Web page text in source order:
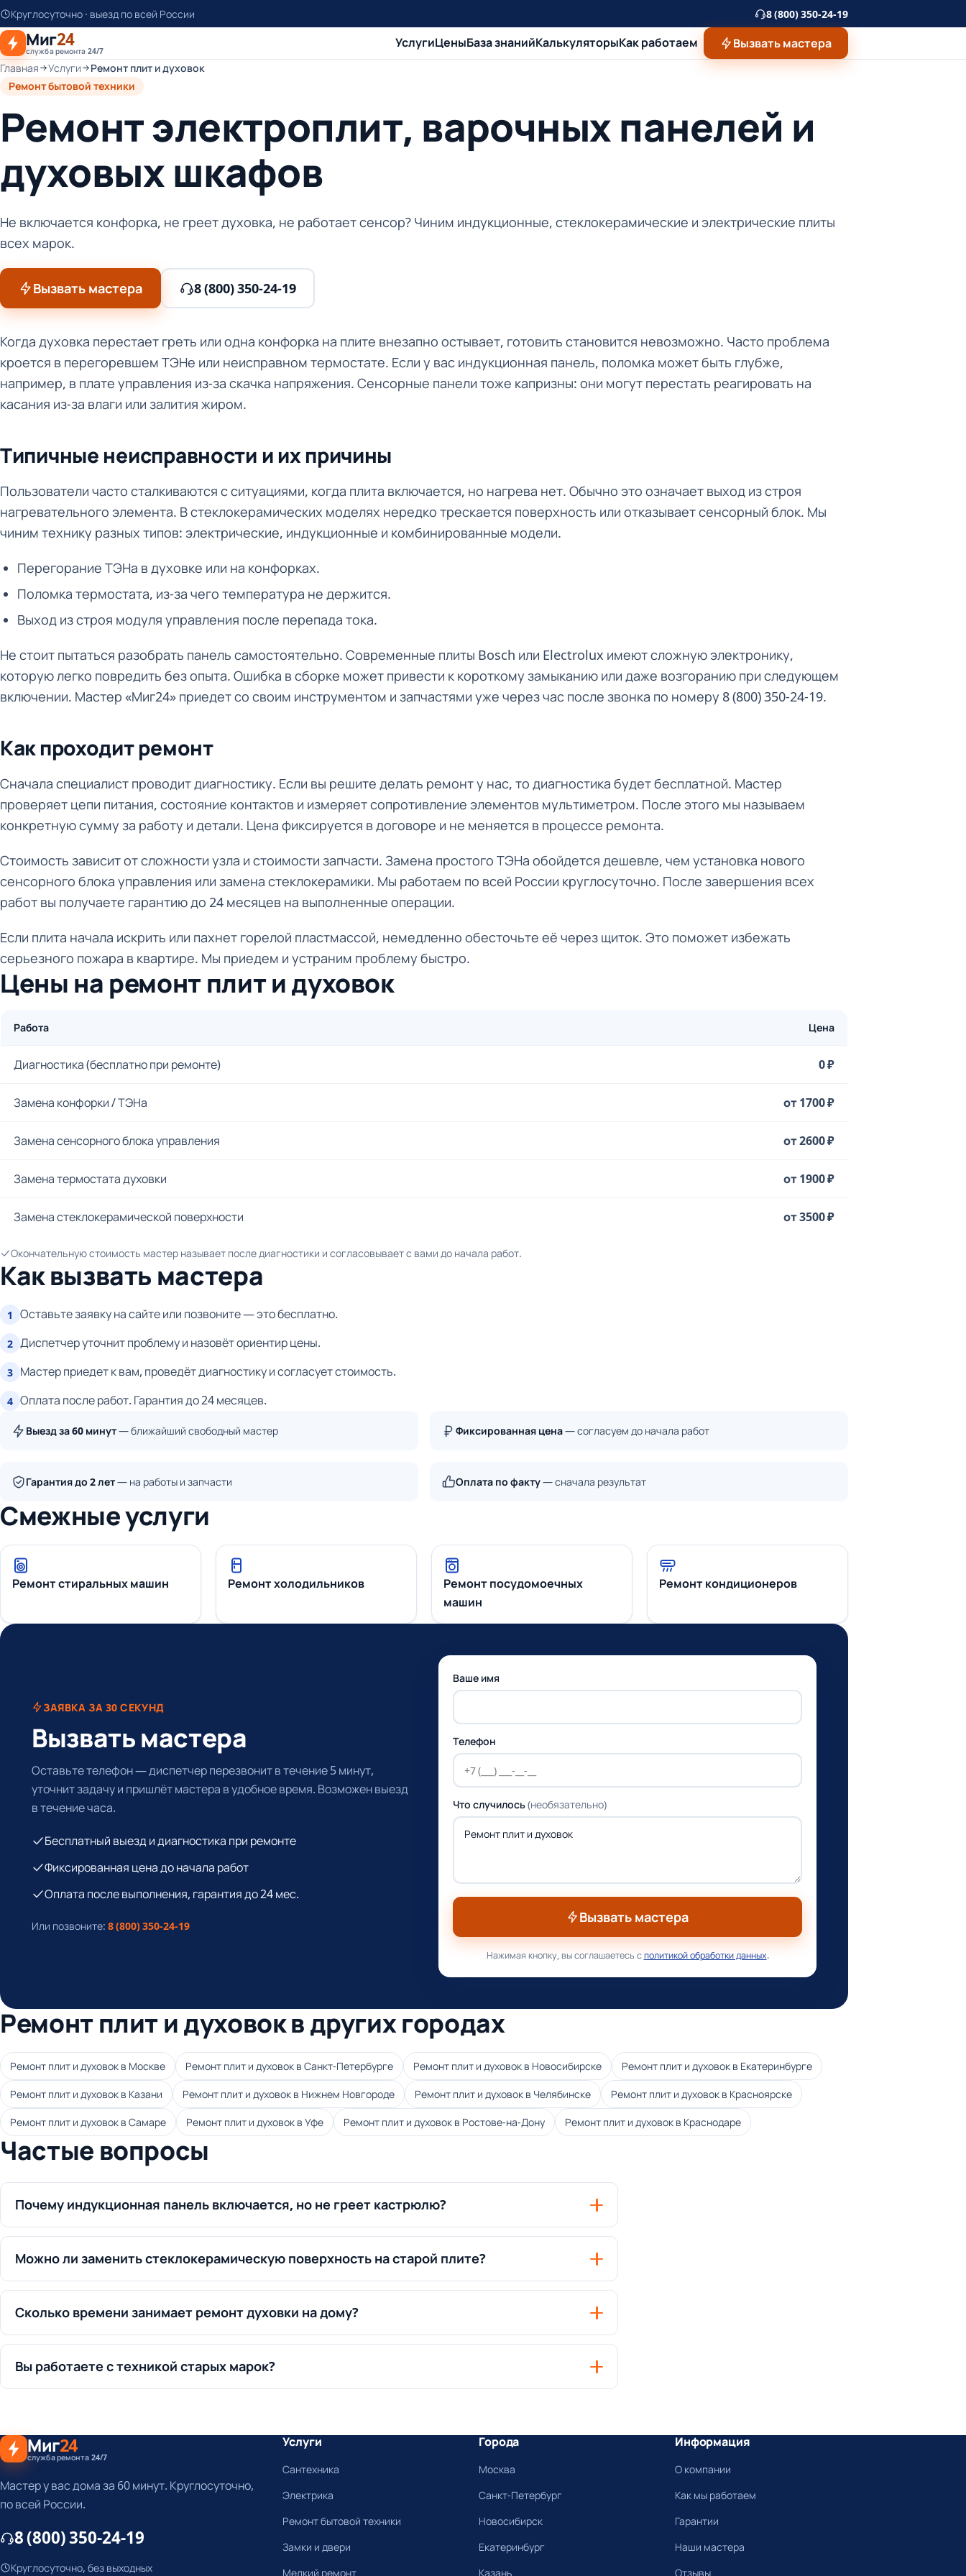
К
основному
контенту
Круглосуточно · выезд по всей России 8 (800) 350-24-19
Миг24
служба ремонта 24/7
УслугиЦеныБаза знанийКалькуляторыКак работаем Вызвать мастера
Главная Услуги
Ремонт плит и духовок
Ремонт бытовой техники
Ремонт электроплит, варочных панелей и
духовых шкафов
Не включается конфорка, не греет духовка, не работает сенсор? Чиним индукционные, стеклокерамические и электрические плиты
всех марок.
Вызвать мастера 8 (800) 350-24-19
Когда духовка перестает греть или одна конфорка на плите внезапно остывает, готовить становится невозможно. Часто проблема
кроется в перегоревшем ТЭНе или неисправном термостате. Если у вас индукционная панель, поломка может быть глубже,
например, в плате управления из-за скачка напряжения. Сенсорные панели тоже капризны: они могут перестать реагировать на
касания из-за влаги или залития жиром.
Типичные неисправности и их причины
Пользователи часто сталкиваются с ситуациями, когда плита включается, но нагрева нет. Обычно это означает выход из строя
нагревательного элемента. В стеклокерамических моделях нередко трескается поверхность или отказывает сенсорный блок. Мы
чиним технику разных типов: электрические, индукционные и комбинированные модели.
Перегорание ТЭНа в духовке или на конфорках.
Поломка термостата, из-за чего температура не держится.
Выход из строя модуля управления после перепада тока.
Не стоит пытаться разобрать панель самостоятельно. Современные плиты Bosch или Electrolux имеют сложную электронику,
которую легко повредить без опыта. Ошибка в сборке может привести к короткому замыканию или даже возгоранию при следующем
включении. Мастер «Миг24» приедет со своим инструментом и запчастями уже через час после звонка по номеру 8 (800) 350-24-19.
Как проходит ремонт
Сначала специалист проводит диагностику. Если вы решите делать ремонт у нас, то диагностика будет бесплатной. Мастер
проверяет цепи питания, состояние контактов и измеряет сопротивление элементов мультиметром. После этого мы называем
конкретную сумму за работу и детали. Цена фиксируется в договоре и не меняется в процессе ремонта.
Стоимость зависит от сложности узла и стоимости запчасти. Замена простого ТЭНа обойдется дешевле, чем установка нового
сенсорного блока управления или замена стеклокерамики. Мы работаем по всей России круглосуточно. После завершения всех
работ вы получаете гарантию до 24 месяцев на выполненные операции.
Если плита начала искрить или пахнет горелой пластмассой, немедленно обесточьте её через щиток. Это поможет избежать
серьезного пожара в квартире. Мы приедем и устраним проблему быстро.
Цены на ремонт плит и духовок
Работа Цена
Диагностика (бесплатно при ремонте) 0 ₽
Замена конфорки / ТЭНа от 1700 ₽
Замена сенсорного блока управления от 2600 ₽
Замена термостата духовки от 1900 ₽
Замена стеклокерамической поверхности от 3500 ₽
Окончательную стоимость мастер называет после диагностики и согласовывает с вами до начала работ.
Как вызвать мастера
1 Оставьте заявку на сайте или позвоните — это бесплатно.
2 Диспетчер уточнит проблему и назовёт ориентир цены.
3 Мастер приедет к вам, проведёт диагностику и согласует стоимость.
4 Оплата после работ. Гарантия до 24 месяцев.
Выезд за 60 минут— ближайший свободный мастер Фиксированная цена— согласуем до начала работ
Гарантия до 2 лет— на работы и запчасти Оплата по факту— сначала результат
Смежные услуги
Ремонт стиральных машин Ремонт холодильников
Ремонт посудомоечных
машин
Ремонт кондиционеров
ЗАЯВКА ЗА 30 СЕКУНД
Вызвать мастера
Оставьте телефон — диспетчер перезвонит в течение 5 минут,
уточнит задачу и пришлёт мастера в удобное время. Возможен выезд
в течение часа.
Бесплатный выезд и диагностика при ремонте
Фиксированная цена до начала работ
Оплата после выполнения, гарантия до 24 мес.
Или позвоните: 8 (800) 350-24-19
Ваше имя
Телефон
Что случилось(необязательно)
Вызвать мастера
Нажимая кнопку, вы соглашаетесь сполитикой обработки данных.
Ремонт плит и духовок в других городах
Ремонт плит и духовок в Москве Ремонт плит и духовок в Санкт-Петербурге Ремонт плит и духовок в Новосибирске Ремонт плит и духовок в Екатеринбурге
Ремонт плит и духовок в Казани Ремонт плит и духовок в Нижнем Новгороде Ремонт плит и духовок в Челябинске Ремонт плит и духовок в Красноярске
Ремонт плит и духовок в Самаре Ремонт плит и духовок в Уфе Ремонт плит и духовок в Ростове-на-Дону Ремонт плит и духовок в Краснодаре
Частые вопросы
Почему индукционная панель включается, но не греет кастрюлю?
Можно ли заменить стеклокерамическую поверхность на старой плите?
Сколько времени занимает ремонт духовки на дому?
Вы работаете с техникой старых марок?
Миг24
служба ремонта 24/7
Мастер у вас дома за 60 минут. Круглосуточно,
по всей России.
8 (800) 350-24-19
Круглосуточно, без выходных
Услуги
Сантехника
Электрика
Ремонт бытовой техники
Замки и двери
Мелкий ремонт
Города
Москва
Санкт-Петербург
Новосибирск
Екатеринбург
Казань
Информация
О компании
Как мы работаем
Гарантии
Наши мастера
Отзывы